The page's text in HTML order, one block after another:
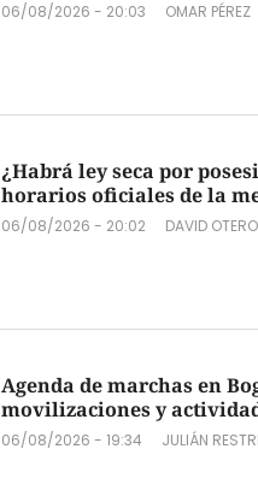
06/08/2026 - 20:03 OMAR PÉREZ
¿Habrá ley seca por
horarios oficiales de la
06/08/2026 - 20:02 DAVID OTERO
Agenda de marchas en
movilizaciones y
06/08/2026 - 19:34 JULIÁN